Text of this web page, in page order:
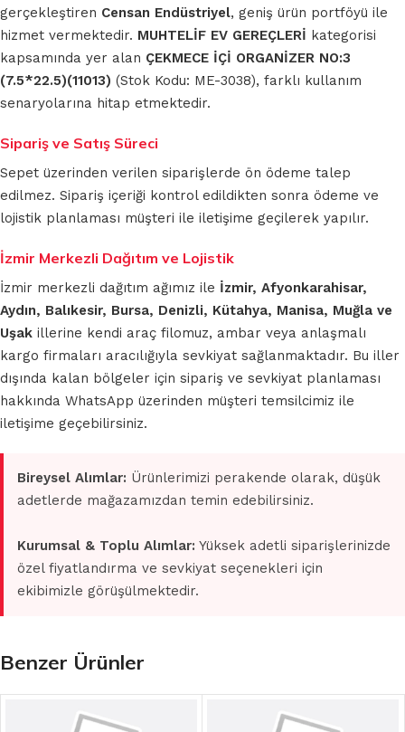
gerçekleştiren Censan Endüstriyel, geniş ürün portföyü ile
hizmet vermektedir. MUHTELİF EV GEREÇLERİ kategorisi
kapsamında yer alan ÇEKMECE İÇİ ORGANİZER NO:3
(7.5*22.5)(11013) (Stok Kodu: ME-3038), farklı kullanım
senaryolarına hitap etmektedir.
Sipariş ve Satış Süreci
Sepet üzerinden verilen siparişlerde ön ödeme talep
edilmez. Sipariş içeriği kontrol edildikten sonra ödeme ve
lojistik planlaması müşteri ile iletişime geçilerek yapılır.
İzmir Merkezli Dağıtım ve Lojistik
İzmir merkezli dağıtım ağımız ile İzmir, Afyonkarahisar,
Aydın, Balıkesir, Bursa, Denizli, Kütahya, Manisa, Muğla ve
Uşak illerine kendi araç filomuz, ambar veya anlaşmalı
kargo firmaları aracılığıyla sevkiyat sağlanmaktadır. Bu iller
dışında kalan bölgeler için sipariş ve sevkiyat planlaması
hakkında WhatsApp üzerinden müşteri temsilcimiz ile
iletişime geçebilirsiniz.
Bireysel Alımlar: Ürünlerimizi perakende olarak, düşük
adetlerde mağazamızdan temin edebilirsiniz.
Kurumsal & Toplu Alımlar: Yüksek adetli siparişlerinizde
özel fiyatlandırma ve sevkiyat seçenekleri için
ekibimizle görüşülmektedir.
Benzer Ürünler